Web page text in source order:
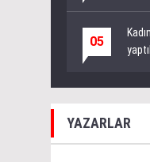
05
YAZARLAR